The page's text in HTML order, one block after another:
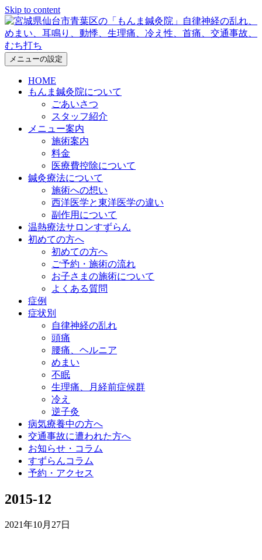
Skip to content
メニューの設定
HOME
もんま鍼灸院について
ごあいさつ
スタッフ紹介
メニュー案内
施術案内
料金
医療費控除について
鍼灸療法について
施術への想い
西洋医学と東洋医学の違い
副作用について
温熱療法サロンすずらん
初めての方へ
初めての方へ
ご予約・施術の流れ
お子さまの施術について
よくある質問
症例
症状別
自律神経の乱れ
頭痛
腰痛、ヘルニア
めまい
不眠
生理痛、月経前症候群
冷え
逆子灸
病気療養中の方へ
交通事故に遭われた方へ
お知らせ・コラム
すずらんコラム
予約・アクセス
2015-12
2021年10月27日